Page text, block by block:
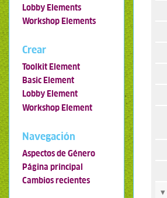
Lobby Elements
Workshop Elements
Crear
Toolkit Element
Basic Element
Lobby Element
Workshop Element
Navegación
Aspectos de Género
Página principal
Cambios recientes